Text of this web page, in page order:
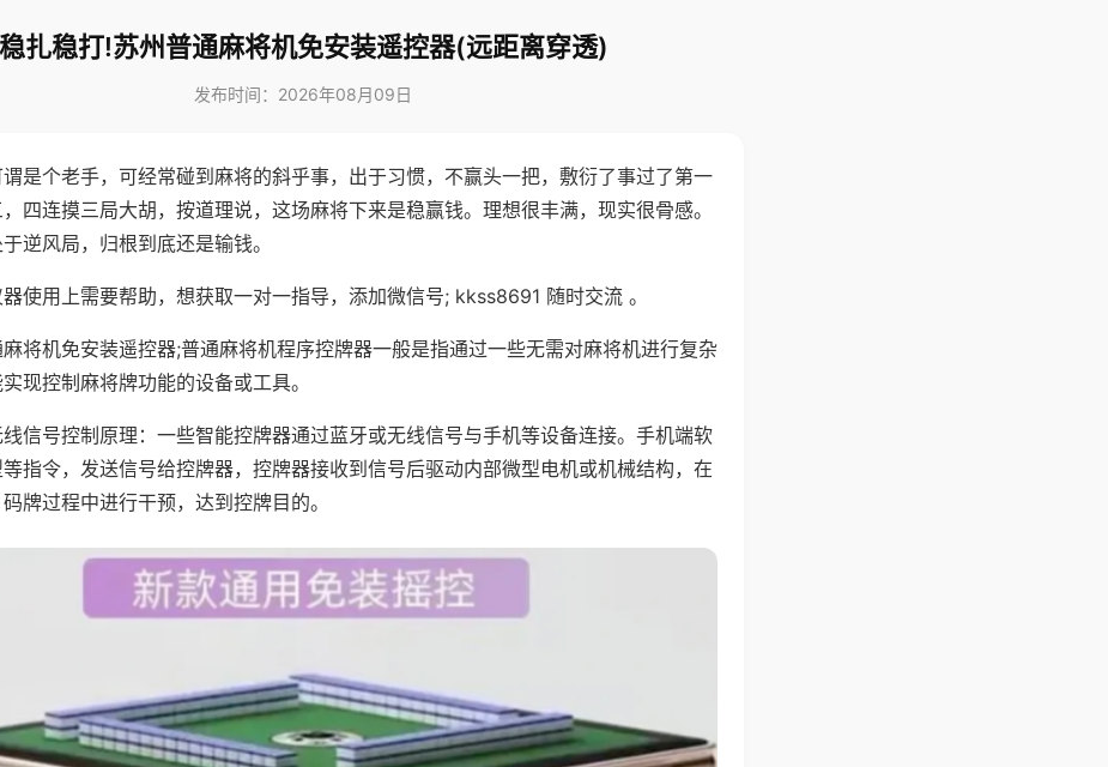
稳扎稳打!苏州普通麻将机免安装遥控器(远距离穿透)
发布时间：2026年08月09日
是个老手，可经常碰到麻将的斜乎事，出于习惯，不赢头一把，敷衍了事过了第一
四连摸三局大胡，按道理说，这场麻将下来是稳赢钱。理想很丰满，现实很骨感。
逆风局，归根到底还是输钱。
使用上需要帮助，想获取一对一指导，添加微信号; kkss8691 随时交流 。
将机免安装遥控器;普通麻将机程序控牌器一般是指通过一些无需对麻将机进行复杂
现控制麻将牌功能的设备或工具。
信号控制原理：一些智能控牌器通过蓝牙或无线信号与手机等设备连接。手机端软
指令，发送信号给控牌器，控牌器接收到信号后驱动内部微型电机或机械结构，在
牌过程中进行干预，达到控牌目的。